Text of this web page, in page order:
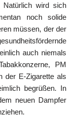
Natürlich wird sich
noch solide
müssen, der der
auch niemals
PM
der E-Zigarette als
begrüßen. In
neuen Dampfer